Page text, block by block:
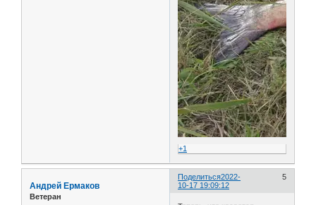
+1
Поделиться 5
2022-
10-17 19:09:12
Андрей Ермаков
Ветеран